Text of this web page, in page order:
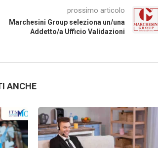
prossimo articolo
Marchesini Group seleziona un/una
Addetto/a Ufficio Validazioni
ANCHE